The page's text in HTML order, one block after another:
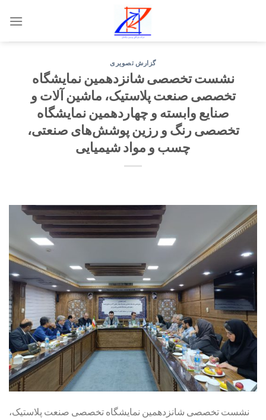
گزارش تصویری
نشست تخصصی شانزدهمین نمایشگاه
تخصصی صنعت پلاستیک، ماشین آلات و
صنایع وابسته و چهاردهمین نمایشگاه
تخصصی رنگ و رزین پوشش‌های صنعتی،
چسب و مواد شیمیایی
نشست تخصصی شانزدهمین نمایشگاه تخصصی صنعت پلاستیک،